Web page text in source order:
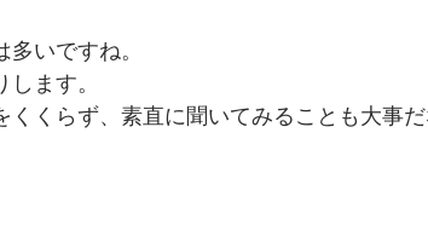
いですね。
ます。
くくらず、素直に聞いてみることも大事